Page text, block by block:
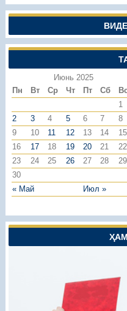
Июнь 2025
Пн
Вт Ср Чт Пт Сб
« Май Июл »
1
2
3 4 5 6 7
8
9
10 11 12 13 14
15
16
17 18 19 20 21
22
23
24 25 26 27 28
29
30